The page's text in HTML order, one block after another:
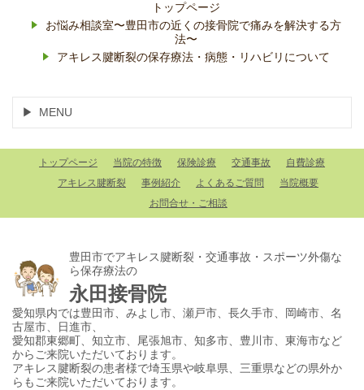
トップページ
お悩み相談室〜豊田市の近くの接骨院で痛みを解決する方
法〜
アキレス腱断裂の保存療法・病態・リハビリについて
MENU
トップページ 当院の特徴 保険診療 交通事故
自費診療
アキレス腱断裂
事例紹介 よくあるご質問
当院概要
お問合せ・ご相談
豊田市でアキレス腱断裂・交通事故・スポーツ外傷な
ら保存療法の
永田接骨院
愛知県内では豊田市、みよし市、瀬戸市、長久手市、岡崎市、名
古屋市、日進市、
愛知郡東郷町、知立市、尾張旭市、知多市、豊川市、東海市など
からご来院いただいております。
アキレス腱断裂の患者様で埼玉県や岐阜県、三重県などの県外か
らもご来院いただいております。